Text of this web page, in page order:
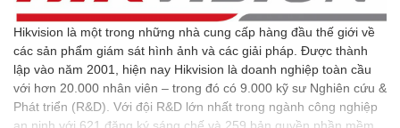
Hikvision là một trong những nhà cung cấp hàng đầu thế giới về
các sản phẩm giám sát hình ảnh và các giải pháp. Được thành
lập vào năm 2001, hiện nay Hikvision là doanh nghiệp toàn cầu
với hơn 20.000 nhân viên – trong đó có 9.000 kỹ sư Nghiên cứu &
Phát triển (R&D). Với đội R&D lớn nhất trong ngành công nghiệp
an ninh với 621 đăng ký sáng chế và 259 bản quyền phần mềm